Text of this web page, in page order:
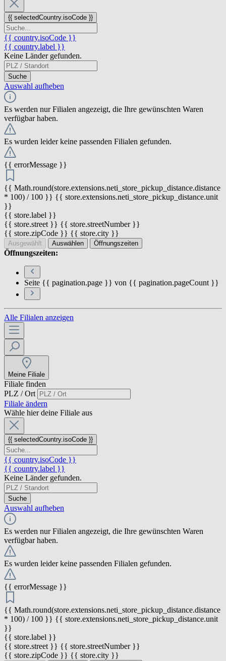
{{ selectedCountry.isoCode }}
{{ country.isoCode }}
{{ country.label }}
Keine Länder gefunden.
Suche
Auswahl aufheben
Es werden nur Filialen angezeigt, die Ihre gewünschten Waren
verfügbar haben.
Es wurden leider keine passenden Filialen gefunden.
{{ errorMessage }}
{{ Math.round(store.extensions.neti_store_pickup_distance.distance
* 100) / 100 }} {{ store.extensions.neti_store_pickup_distance.unit
}}
{{ store.label }}
{{ store.street }} {{ store.streetNumber }}
{{ store.zipCode }} {{ store.city }}
Ausgewählt Auswählen Öffnungszeiten
Öffnungszeiten:
Seite {{ pagination.page }} von {{ pagination.pageCount }}
Alle Filialen anzeigen
Meine Filiale
Filiale finden
PLZ / Ort
Filiale ändern
Wähle hier deine Filiale aus
{{ selectedCountry.isoCode }}
{{ country.isoCode }}
{{ country.label }}
Keine Länder gefunden.
Suche
Auswahl aufheben
Es werden nur Filialen angezeigt, die Ihre gewünschten Waren
verfügbar haben.
Es wurden leider keine passenden Filialen gefunden.
{{ errorMessage }}
{{ Math.round(store.extensions.neti_store_pickup_distance.distance
* 100) / 100 }} {{ store.extensions.neti_store_pickup_distance.unit
}}
{{ store.label }}
{{ store.street }} {{ store.streetNumber }}
{{ store.zipCode }} {{ store.city }}